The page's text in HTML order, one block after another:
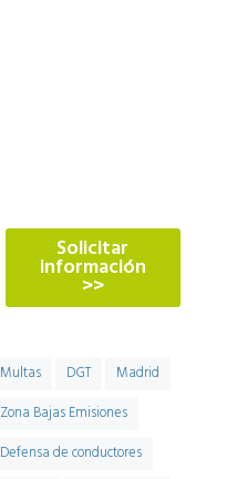
Solicitar
información
>>
Multas DGT
Madrid
Zona Bajas Emisiones
Defensa de conductores